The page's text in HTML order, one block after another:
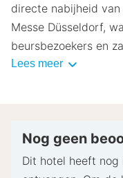
- Speciale
Deze
aankomst via een
van de sleutel. Je
toegang tot je
directe nabijheid
Messe Düsseldorf,
beursbezoekers en
Lees meer
Nog geen
Dit hotel heeft nog